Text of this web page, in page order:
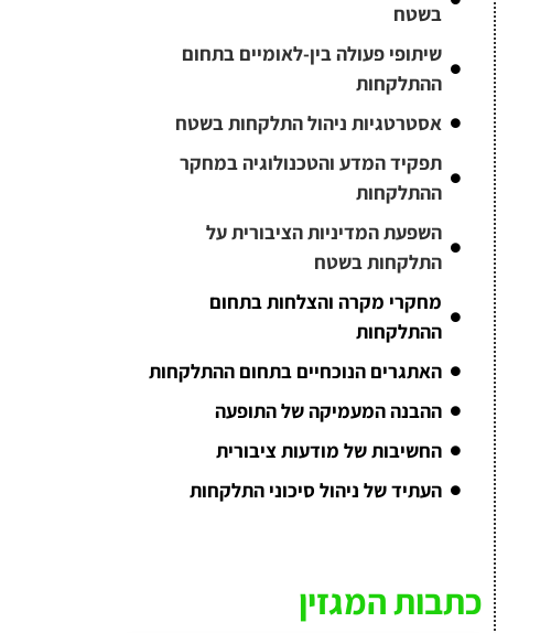
בשטח
שיתופי פעולה בין-לאומיים בתחום
ההתלקחות
אסטרטגיות ניהול התלקחות בשטח
תפקיד המדע והטכנולוגיה במחקר
ההתלקחות
השפעת המדיניות הציבורית על
התלקחות בשטח
מחקרי מקרה והצלחות בתחום
ההתלקחות
האתגרים הנוכחיים בתחום ההתלקחות
ההבנה המעמיקה של התופעה
החשיבות של מודעות ציבורית
העתיד של ניהול סיכוני התלקחות
כתבות המגזין